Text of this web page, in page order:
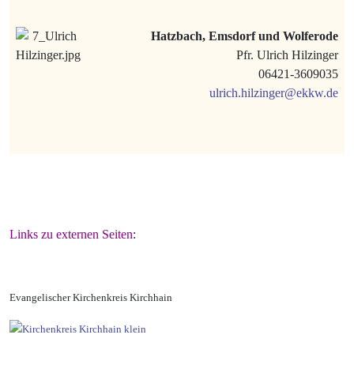
Hatzbach, Emsdorf und Wolferode
Pfr. Ulrich Hilzinger
06421-3609035
ulrich.hilzinger@ekkw.de
Links zu externen Seiten:
Evangelischer Kirchenkreis Kirchhain